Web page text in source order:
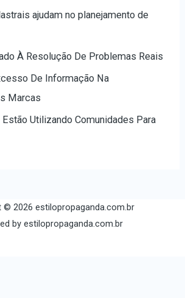
ajudam no planejamento de
À Resolução De Problemas Reais
De Informação Na
Marcas
Utilizando Comunidades Para
© 2026 estilopropaganda.com.br
by estilopropaganda.com.br